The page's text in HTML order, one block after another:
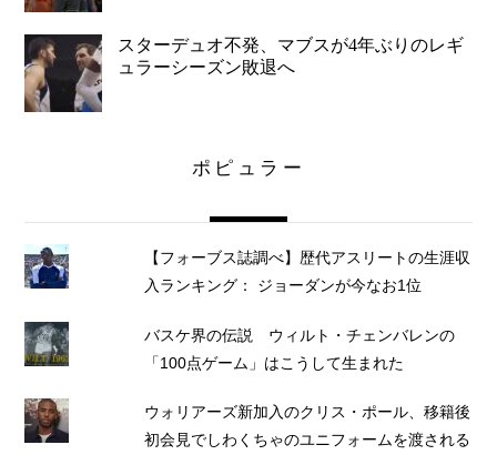
スターデュオ不発、マブスが4年ぶりのレギ
ュラーシーズン敗退へ
ポピュラー
【フォーブス誌調べ】歴代アスリートの生涯収
入ランキング： ジョーダンが今なお1位
バスケ界の伝説 ウィルト・チェンバレンの
「100点ゲーム」はこうして生まれた
ウォリアーズ新加入のクリス・ポール、移籍後
初会見でしわくちゃのユニフォームを渡される